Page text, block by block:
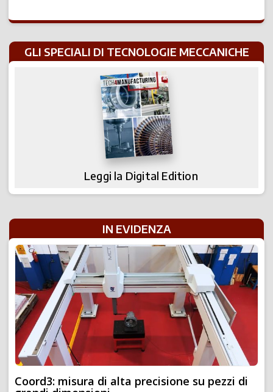
GLI SPECIALI DI TECNOLOGIE MECCANICHE
Leggi la Digital Edition
IN EVIDENZA
Coord3: misura di alta precisione su pezzi di